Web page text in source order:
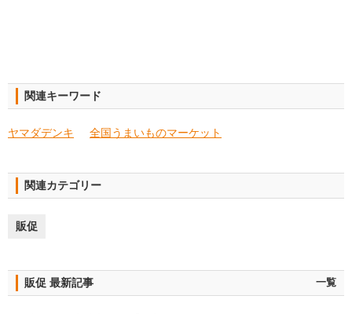
関連キーワード
ヤマダデンキ 全国うまいものマーケット
関連カテゴリー
販促
販促 最新記事 一覧